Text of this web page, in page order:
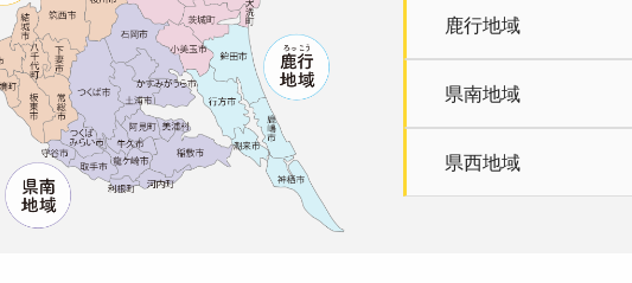
鹿行地域
県南地域
県西地域